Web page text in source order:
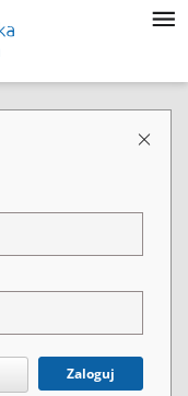
Zaloguj